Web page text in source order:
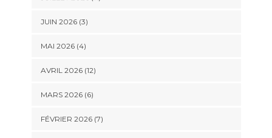
JUIN 2026 (3)
MAI 2026 (4)
AVRIL 2026 (12)
MARS 2026 (6)
FÉVRIER 2026 (7)